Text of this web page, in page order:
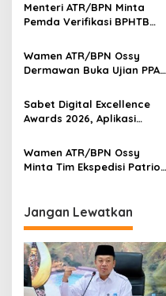
Menteri ATR/BPN Minta
Pemda Verifikasi BPHTB
Bakal Diintegrasikan
Wamen ATR/BPN Ossy
Dermawan Buka Ujian PPAT
Sabet Digital Excellence
Awards 2026, Aplikasi
Raih Top Public Service App
Wamen ATR/BPN Ossy
Minta Tim Ekspedisi Patriot
Transmigrasi
Jangan Lewatkan